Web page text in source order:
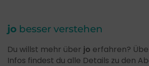
jo besser verstehen
Du willst mehr über jo erfahren?
Infos findest du alle Details zu den